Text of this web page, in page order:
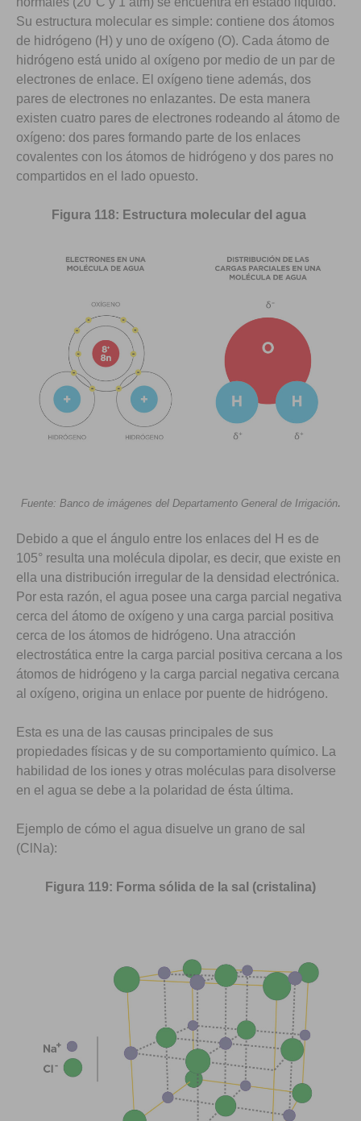
Su estructura molecular es simple: contiene dos átomos
de hidrógeno (H) y uno de oxígeno (O). Cada átomo de
hidrógeno está unido al oxígeno por medio de un par de
electrones de enlace. El oxígeno tiene además, dos
pares de electrones no enlazantes. De esta manera
existen cuatro pares de electrones rodeando al átomo de
oxígeno: dos pares formando parte de los enlaces
covalentes con los átomos de hidrógeno y dos pares no
compartidos en el lado opuesto.
Figura 118: Estructura molecular del agua
Fuente: Banco de imágenes del Departamento General de Irrigación.
Debido a que el ángulo entre los enlaces del H es de
105° resulta una molécula dipolar, es decir, que existe en
ella una distribución irregular de la densidad electrónica.
Por esta razón, el agua posee una carga parcial negativa
cerca del átomo de oxígeno y una carga parcial positiva
cerca de los átomos de hidrógeno. Una atracción
electrostática entre la carga parcial positiva cercana a los
átomos de hidrógeno y la carga parcial negativa cercana
al oxígeno, origina un enlace por puente de hidrógeno.
Esta es una de las causas principales de sus
propiedades físicas y de su comportamiento químico. La
habilidad de los iones y otras moléculas para disolverse
en el agua se debe a la polaridad de ésta última.
Ejemplo de cómo el agua disuelve un grano de sal
(ClNa):
Figura 119: Forma sólida de la sal (cristalina)